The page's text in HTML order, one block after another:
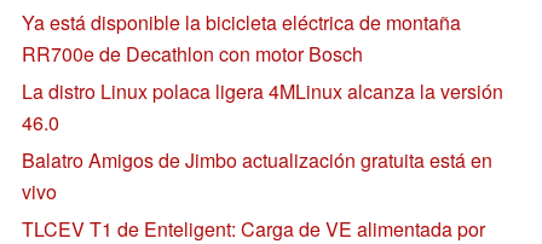
Ya está disponible la bicicleta eléctrica de montaña
RR700e de Decathlon con motor Bosch
La distro Linux polaca ligera 4MLinux alcanza la versión
46.0
Balatro Amigos de Jimbo actualización gratuita está en
vivo
TLCEV T1 de Enteligent: Carga de VE alimentada por